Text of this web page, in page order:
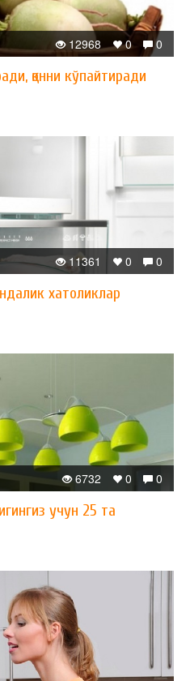
0
0
12968
қонни кўпайтиради
0
0
11361
хатоликлар
0
0
6732
учун 25 та